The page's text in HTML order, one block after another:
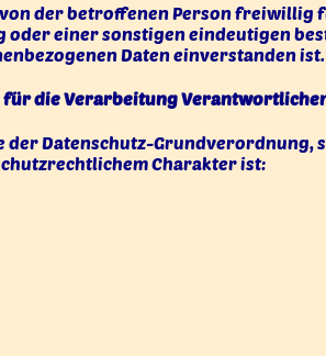
der betroffenen Person freiwillig
oder einer sonstigen eindeutigen
Daten einverstanden ist.
für die Verarbeitung
Datenschutz-Grundverordnung,
Charakter ist: